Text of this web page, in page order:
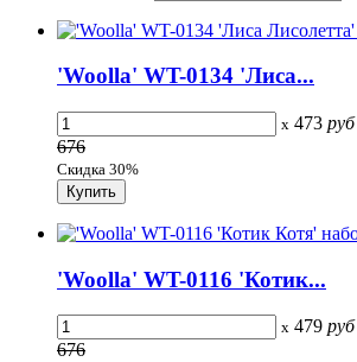
'Woolla' WT-0134 'Лиса...
x 473 руб
676
Скидка 30%
'Woolla' WT-0116 'Котик...
x 479 руб
676